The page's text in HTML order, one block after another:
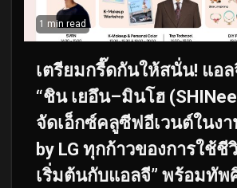
1 min read
เตรียมกรี๊ดกันให้สนั่น! แอ
“ชิน เยอึน–มินโฮ
จัดเอ็กซ์คลูซีฟอีเวนต์ในงา
by LG ทุกก้าวของการใช้
เริ่มต้นกับแอลจี” พร้อมทัพ